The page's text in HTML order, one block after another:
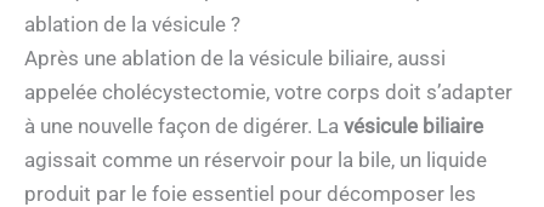
ablation de la vésicule ?
Après une ablation de la vésicule biliaire, aussi
appelée cholécystectomie, votre corps doit s’adapter
à une nouvelle façon de digérer. La vésicule biliaire
agissait comme un réservoir pour la bile, un liquide
produit par le foie essentiel pour décomposer les